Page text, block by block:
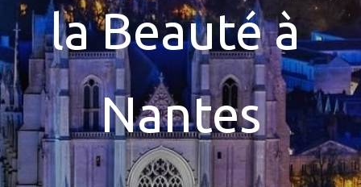
la Beauté à
Nantes